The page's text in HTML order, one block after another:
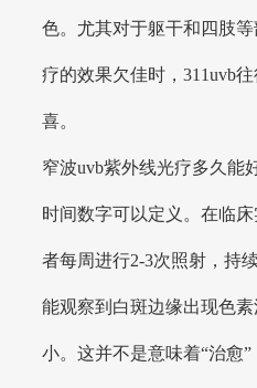
色。尤其对于躯干和四肢
疗的效果欠佳时，311uvb
喜。
窄波uvb紫外线光疗多久能
时间数字可以定义。在临
者每周进行2-3次照射，持
能观察到白斑边缘出现色
小。这并不是意味着“治愈